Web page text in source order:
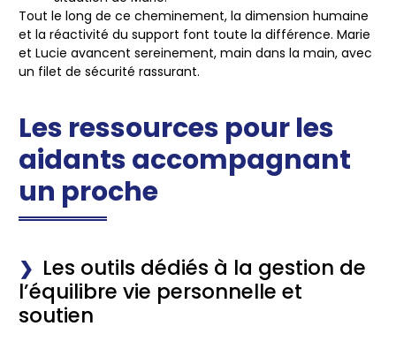
Tout le long de ce cheminement, la dimension humaine
et la réactivité du support font toute la différence. Marie
et Lucie avancent sereinement, main dans la main, avec
un filet de sécurité rassurant.
Les ressources pour les
aidants accompagnant
un proche
Les outils dédiés à la gestion de
l’équilibre vie personnelle et
soutien